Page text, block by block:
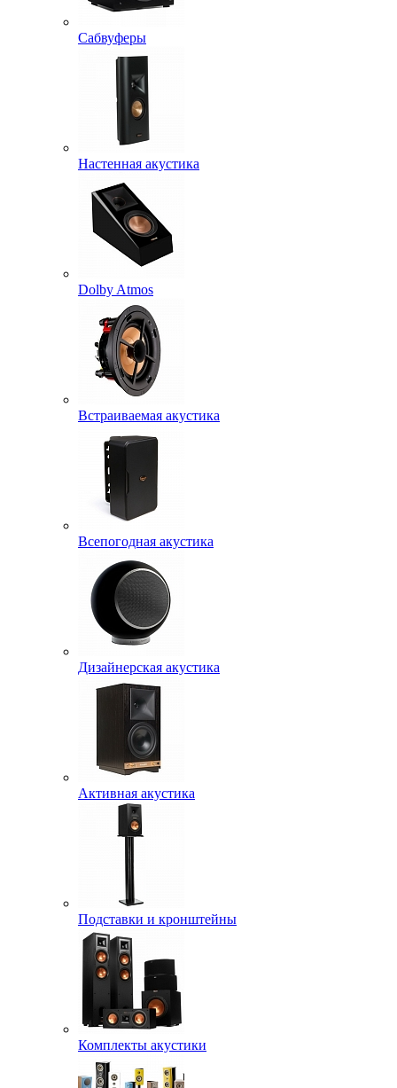
Сабвуферы
Настенная акустика
Dolby Atmos
Встраиваемая акустика
Всепогодная акустика
Дизайнерская акустика
Активная акустика
Подставки и кронштейны
Комплекты акустики